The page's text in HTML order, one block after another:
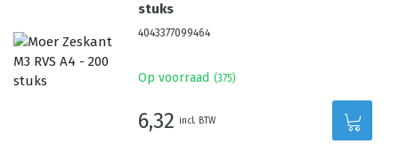
stuks
4043377099464
Op voorraad (375)
6,32 incl. BTW